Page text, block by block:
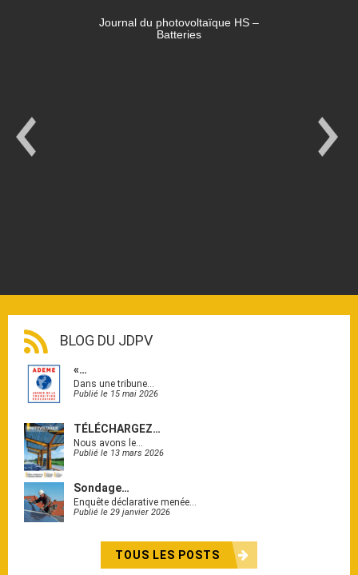
Journal du photovoltaïque HS –
Batteries
BLOG DU JDPV
«…
Dans une tribune…
Publié le 15 mai 2026
TÉLÉCHARGEZ…
Nous avons le…
Publié le 13 mars 2026
Sondage…
Enquête déclarative menée…
Publié le 29 janvier 2026
TOUS LES POSTS